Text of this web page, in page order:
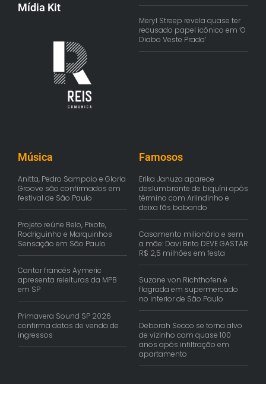
Mídia Kit
Meryl Streep revela quase ter
recusado papel icônico em ‘O
Diabo Veste Prada’
Música
Anitta, Pedro Sampaio e Gloria
Groove são confirmados em
festival de São Paulo
Projeto reúne Belo, Pixote,
Rodriguinho e Marquinhos
Sensação em São Paulo
Cantor francês Aymeric
apresenta releituras da MPB
em SP
Primavera Sound SP 2026
confirma datas de venda de
ingressos
Famosos
Erika Januza aparece
deslumbrante de biquíni após
término com Arlindinho e
deixa fãs babando
Casamento milionário e sem
a mãe: Davi Brito DEVE GASTAR
R$ 2,5 milhões em festa
Suzane von Richthofen é
flagrada em supermercado
no interior de São Paulo
Deborah Secco se torna alvo
de vizinho com quase 100
anos após infiltração em
apartamento